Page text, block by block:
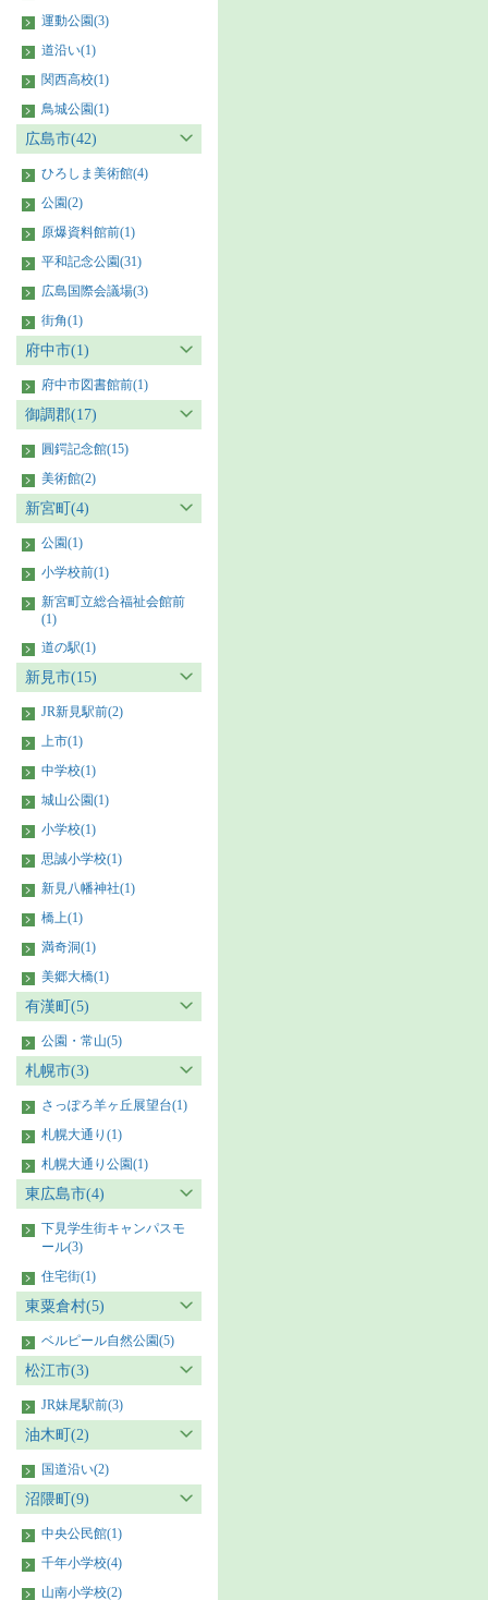
運動公園(3)
道沿い(1)
関西高校(1)
鳥城公園(1)
広島市(42)
ひろしま美術館(4)
公園(2)
原爆資料館前(1)
平和記念公園(31)
広島国際会議場(3)
街角(1)
府中市(1)
府中市図書館前(1)
御調郡(17)
圓鍔記念館(15)
美術館(2)
新宮町(4)
公園(1)
小学校前(1)
新宮町立総合福祉会館前
(1)
道の駅(1)
新見市(15)
JR新見駅前(2)
上市(1)
中学校(1)
城山公園(1)
小学校(1)
思誠小学校(1)
新見八幡神社(1)
橋上(1)
満奇洞(1)
美郷大橋(1)
有漢町(5)
公園・常山(5)
札幌市(3)
さっぽろ羊ヶ丘展望台(1)
札幌大通り(1)
札幌大通り公園(1)
東広島市(4)
下見学生街キャンパスモ
ール(3)
住宅街(1)
東粟倉村(5)
ベルピール自然公園(5)
松江市(3)
JR妹尾駅前(3)
油木町(2)
国道沿い(2)
沼隈町(9)
中央公民館(1)
千年小学校(4)
山南小学校(2)